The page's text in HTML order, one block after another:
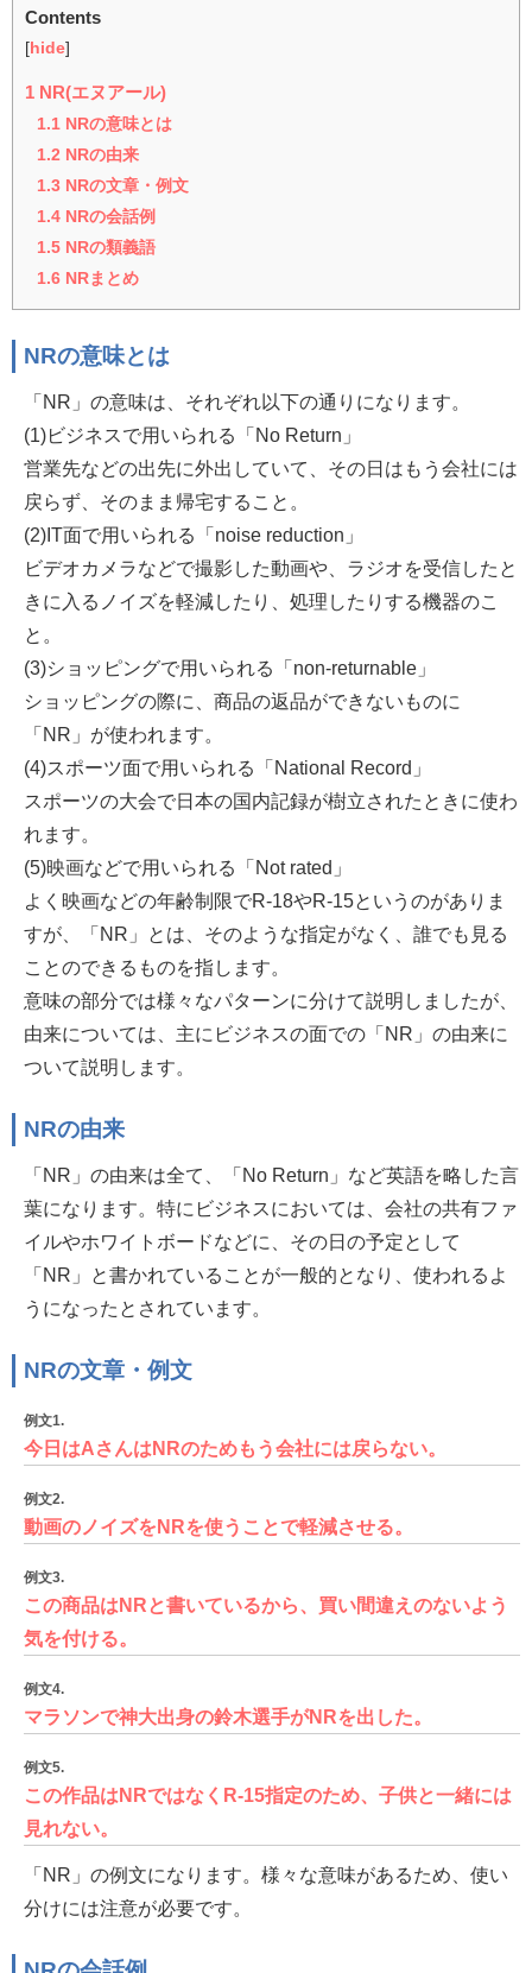
Contents
[ hide]
1 NR(エヌアール)
1.1 NRの意味とは
1.2 NRの由来
1.3 NRの文章・例文
1.4 NRの会話例
1.5 NRの類義語
1.6 NRまとめ
NRの意味とは
「NR」の意味は、それぞれ以下の通りになります。
(1)ビジネスで用いられる「No Return」
営業先などの出先に外出していて、その日はもう会社には
戻らず、そのまま帰宅すること。
(2)IT面で用いられる「noise reduction」
ビデオカメラなどで撮影した動画や、ラジオを受信したと
きに入るノイズを軽減したり、処理したりする機器のこ
と。
(3)ショッピングで用いられる「non-returnable」
ショッピングの際に、商品の返品ができないものに
「NR」が使われます。
(4)スポーツ面で用いられる「National Record」
スポーツの大会で日本の国内記録が樹立されたときに使わ
れます。
(5)映画などで用いられる「Not rated」
よく映画などの年齢制限でR-18やR-15というのがありま
すが、「NR」とは、そのような指定がなく、誰でも見る
ことのできるものを指します。
意味の部分では様々なパターンに分けて説明しましたが、
由来については、主にビジネスの面での「NR」の由来に
ついて説明します。
NRの由来
「NR」の由来は全て、「No Return」など英語を略した言
葉になります。特にビジネスにおいては、会社の共有ファ
イルやホワイトボードなどに、その日の予定として
「NR」と書かれていることが一般的となり、使われるよ
うになったとされています。
NRの文章・例文
例文1.
今日はAさんはNRのためもう会社には戻らない。
例文2.
動画のノイズをNRを使うことで軽減させる。
例文3.
この商品はNRと書いているから、買い間違えのないよう
気を付ける。
例文4.
マラソンで神大出身の鈴木選手がNRを出した。
例文5.
この作品はNRではなくR-15指定のため、子供と一緒には
見れない。
「NR」の例文になります。様々な意味があるため、使い
分けには注意が必要です。